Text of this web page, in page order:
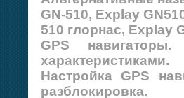
GN-510, Explay
510 глорнас, Explay
GPS
характеристиками.
Настройка GPS
разблокировка.